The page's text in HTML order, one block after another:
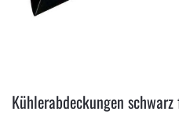
Zum
Anfang
Kühlerabdeckungen schwarz